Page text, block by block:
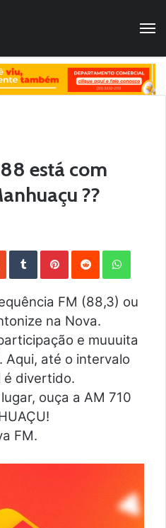
está com
??
StumbleUpon Tumblr Pinterest Reddit
FM (88,3) ou
na Nova.
e muuuita
Aqui, até o intervalo
é divertido.
ouça a AM 710
FM.